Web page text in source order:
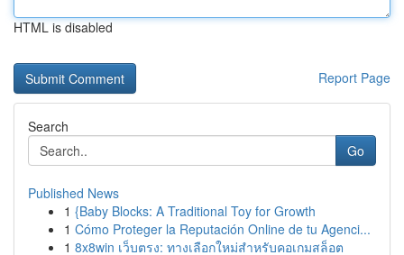
HTML is disabled
Report Page
Search
Go
Published News
1 {Baby Blocks: A Traditional Toy for Growth
1 Cómo Proteger la Reputación Online de tu Agenci...
1 8x8win เว็บตรง: ทางเลือกใหม่สำหรับคอเกมสล็อต